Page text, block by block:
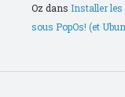
Oz dans Installer les
sous PopOs! (et